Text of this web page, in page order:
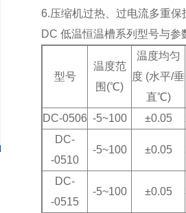
6.压缩机过热、过电流多重保
DC 低温恒温槽系列型号与参
型号
温度范
围(℃)
温度均匀
度 (水平/垂
直℃)
DC-0506 -5~100 ±0.05
DC-
-0510
-5~100 ±0.05
DC-
-0515
-5~100 ±0.05